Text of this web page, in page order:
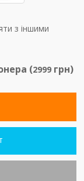
з іншими
(2999 грн)